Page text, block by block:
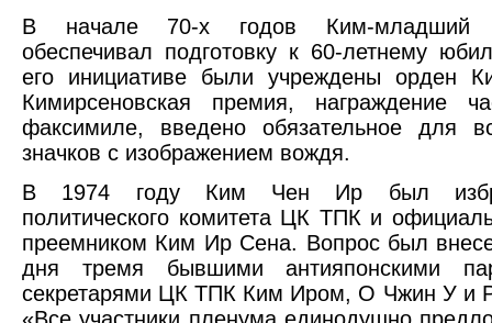
В начале 70-х годов Ким-младший
обеспечивал подготовку к 60-летнему
его инициативе были учреждены орден
Кимирсеновская премия, награждение
факсимиле, введено обязательное для
значков с изображением вождя.
В 1974 году Ким Чен Ир был
политического комитета ЦК ТПК и
преемником Ким Ир Сена. Вопрос был
дня тремя бывшими антияпонскими
секретарями ЦК ТПК Ким Иром, О Чжин У и
«Все участники пленума единодушно